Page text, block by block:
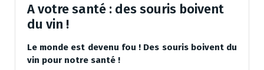
A votre santé : des souris boivent
du vin !
Le monde est devenu fou ! Des souris boivent du
vin pour notre santé !